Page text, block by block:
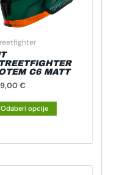
C6 MATT
€
Odaberi opcije
Opcije
na
stranici